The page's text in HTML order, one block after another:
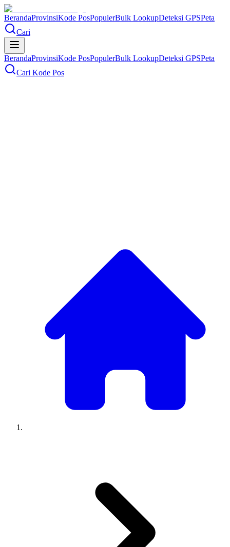
BerandaProvinsiKode PosPopulerBulk LookupDeteksi GPSPeta
Cari
BerandaProvinsiKode PosPopulerBulk LookupDeteksi GPSPeta
Cari Kode Pos